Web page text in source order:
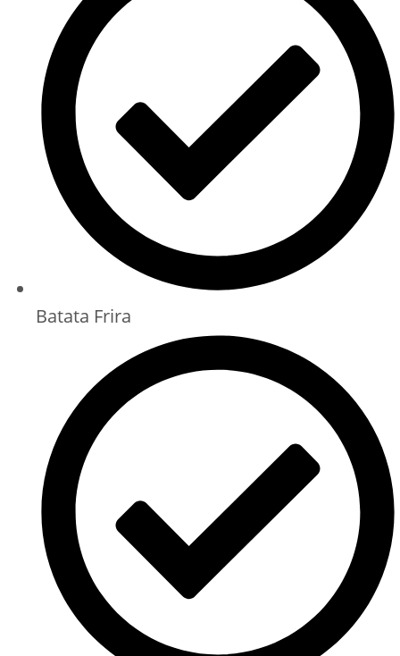
Batata Frira